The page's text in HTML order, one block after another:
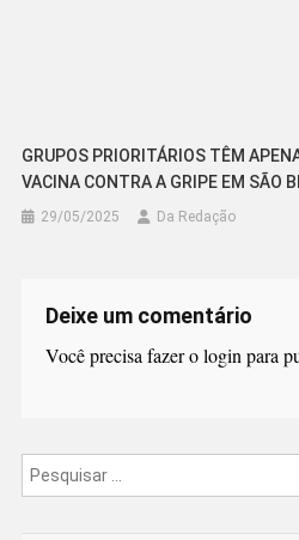
GRUPOS PRIORITÁRIOS TÊM
VACINA CONTRA A GRIPE EM SÃO
29/05/2025 Da Redação
Deixe um comentário
Você precisa fazer ologinpara